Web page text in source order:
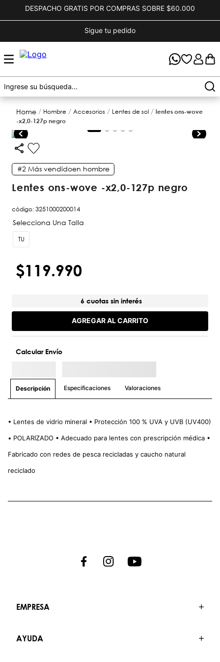
DESPACHO GRATIS POR COMPRAS SOBRE $60.000
Sigue tu pedido
hombre accesorios lentes de sol
lentes ons-wove
-x2,0-127p negro
#2 Más vendidoen hombre
lentes ons-wove -x2,0-127p negro
código:3251000200014
TU
$119.990
6 cuotas sin interés
AGREGAR AL CARRITO
Calcular Envío
Descripción Especificaciones Valoraciones
• Lentes de vidrio mineral • Protección 100 % UVA y UVB (UV400)
• POLARIZADO • Adecuado para lentes con prescripción médica •
Fabricado con redes de pesca recicladas y caucho natural
reciclado
EMPRESA
AYUDA